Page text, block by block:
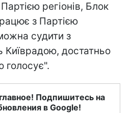
регіонів, Блок
з Партією
судити з
Київрадою, достатньо
голосує".
Подпишитесь на
в Google!